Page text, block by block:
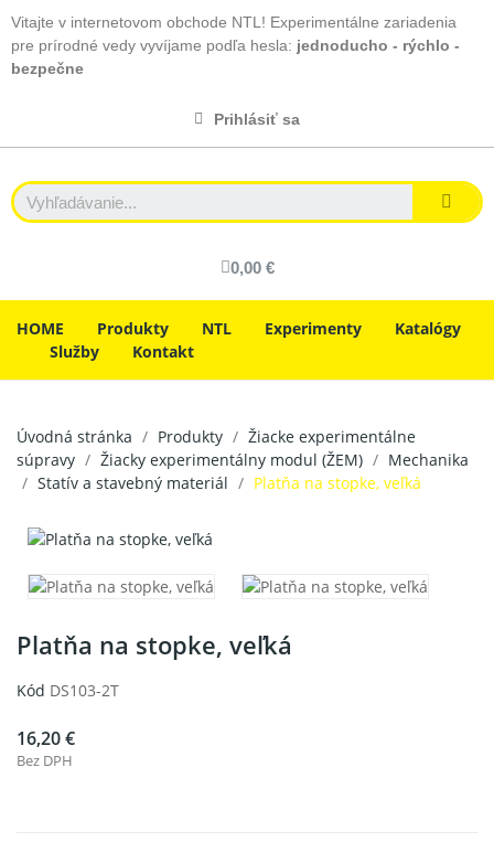
Vitajte v internetovom obchode NTL! Experimentálne zariadenia
pre prírodné vedy vyvíjame podľa hesla: jednoducho - rýchlo -
bezpečne
Prihlásiť sa
0,00 €
HOME Produkty NTL Experimenty
Katalógy
Služby
Kontakt
Úvodná stránka Produkty
Žiacke experimentálne
súpravy
Žiacky experimentálny modul (ŽEM)
Mechanika
Statív a stavebný materiál
Platňa na stopke, veľká
Platňa na stopke, veľká
Kód DS103-2T
16,20 €
Bez DPH